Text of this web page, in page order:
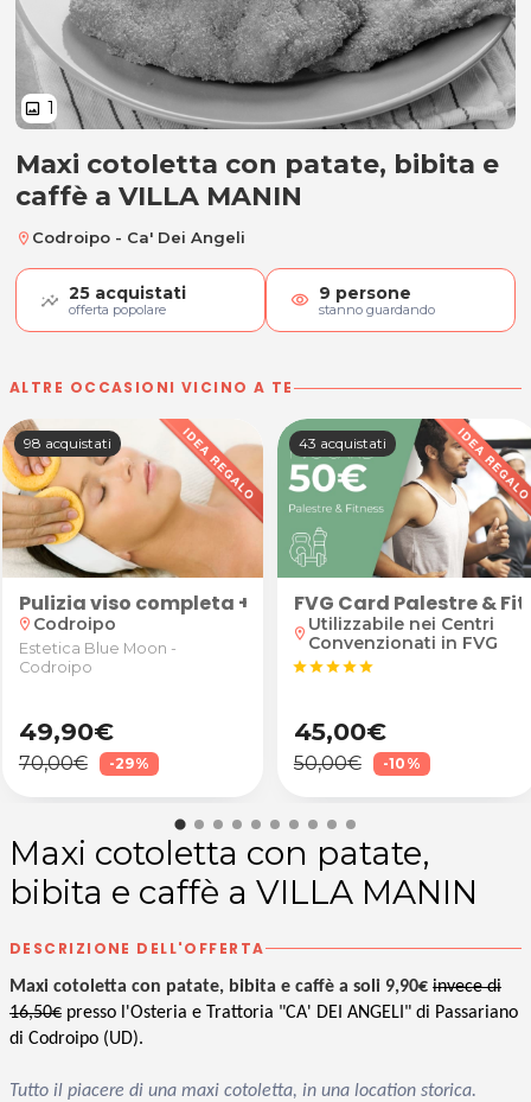
image 1
Maxi cotoletta con patate, bibita
Maxi cotoletta con patate, bibita e
caffè a VILLA MANIN
location_on Codroipo - Ca' Dei Angeli
25 acquistati
offerta popolare visibility 9 persone
stanno guardando
ALTRE OCCASIONI VICINO A TE
98 acquistati
Pulizia viso completa + eventuale trattamento
location_on Codroipo
Estetica Blue Moon -
Codroipo
49,90€
70,00€ -29%
43 acquistati
FVG Card Palestre &
location_on Utilizzabile nei Centri
Convenzionati in FVG
starstarstarstarstar
45,00€
50,00€ -10%
Maxi cotoletta con patate,
bibita e caffè a VILLA MANIN
DESCRIZIONE DELL'OFFERTA
Maxi cotoletta con patate, bibita e caffè a soli 9,90€ invece di
16,50€ presso l'Osteria e Trattoria "CA' DEI ANGELI" di Passariano
di Codroipo (UD).
Tutto il piacere di una maxi cotoletta, in una location storica.